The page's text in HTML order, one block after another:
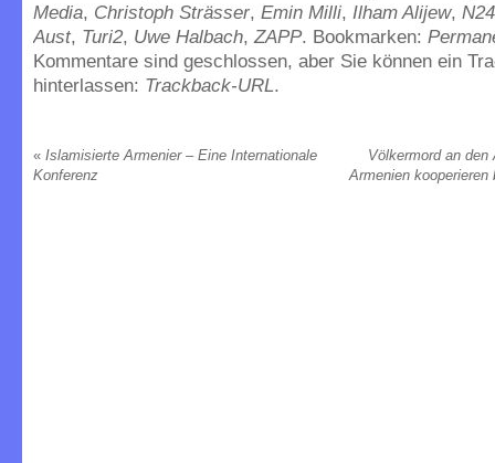
Media, Christoph Strässer, Emin Milli, Ilham Alijew, N24
Aust, Turi2, Uwe Halbach,ZAPP. Bookmarken:
Kommentare sind geschlossen, aber Sie können ein
hinterlassen: Trackback-URL.
« Islamisierte Armenier – Eine Internationale
Konferenz
Völkermord an den
Armenien